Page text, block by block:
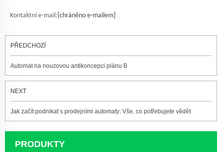
Kontaktní e-mail: [chráněno e-mailem]
PŘEDCHOZÍ
Automat na nouzovou antikoncepci plánu B
NEXT
Jak začít podnikat s prodejními automaty: Vše, co potřebujete vědět
PRODUKTY